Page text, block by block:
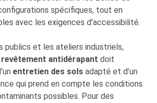
spécifiques, tout en
avec les exigences d’accessibilité.
publics et les ateliers industriels,
revêtement antidérapant doit
entretien des sols adapté et d’un
qui prend en compte les conditions
possibles. Pour des